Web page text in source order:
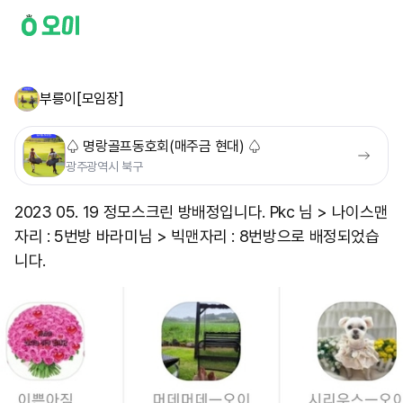
부릉이[모임장]
♤ 명랑골프동호회(매주금 현대) ♤
광주광역시 북구
2023 05. 19 정모스크린 방배정입니다. Pkc 님 > 나이스맨
자리 : 5번방 바라미님 > 빅맨자리 : 8번방으로 배정되었습
니다.